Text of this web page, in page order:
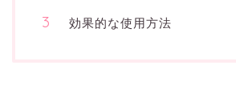
効果的な使用方法